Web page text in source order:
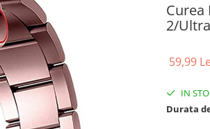
Curea
2/
59,99
IN
Durata